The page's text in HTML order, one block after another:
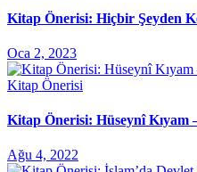
Kitap Önerisi: Hiçbir Şeyden
Oca 2, 2023
Kitap Önerisi
Kitap Önerisi: Hüseynî Kıyam
Ağu 4, 2022